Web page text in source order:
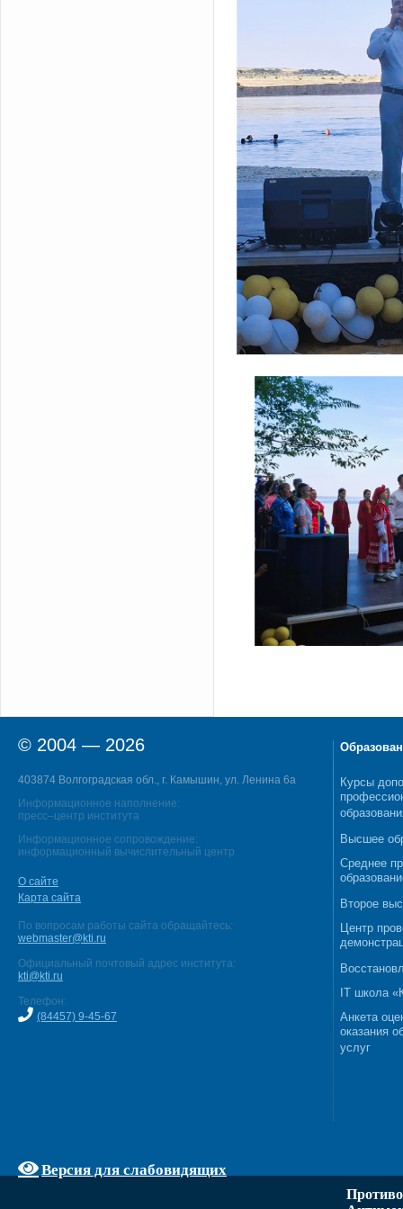
© 2004 — 2026
403874 Волгоградская обл., г. Камышин, ул. Ленина 6а
Информационное наполнение:
пресс–центр института
Информационное сопровождение:
информационный вычислительный центр
О сайте
Карта сайта
По вопросам работы сайта обращайтесь:
webmaster@kti.ru
Официальный почтовый адрес института:
kti@kti.ru
Телефон:
(84457) 9-45-67
Версия для слабовидящих
Курсы
Высшее
Среднее
Второе
Центр
IT школа
Анкета
оказания
услуг